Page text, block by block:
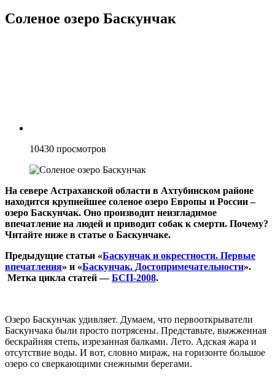
Соленое озеро Баскунчак
10430 просмотров
На севере Астраханской области в Ахтубинском районе
находится крупнейшее соленое озеро Европы и России –
озеро Баскунчак. Оно производит неизгладимое
впечатление на людей и приводит собак к смерти. Почему?
Читайте ниже в статье о Баскунчаке.
Предыдущие статьи «Баскунчак и окрестности. Первые
впечатления» и «Баскунчак. Достопримечательности».
Метка цикла статей —БСП-2008.
Озеро Баскунчак удивляет. Думаем, что первооткрыватели
Баскунчака были просто потрясены. Представьте, выжженная
бескрайняя степь, изрезанная балками. Лето. Адская жара и
отсутствие воды. И вот, словно мираж, на горизонте большое
озеро со сверкающими снежными берегами.